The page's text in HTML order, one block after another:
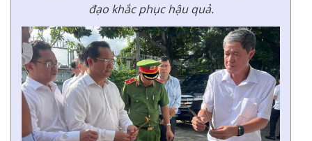
đạo khắc phục hậu quả.